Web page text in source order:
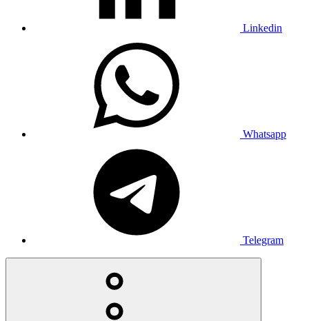
Linkedin
Whatsapp
Telegram